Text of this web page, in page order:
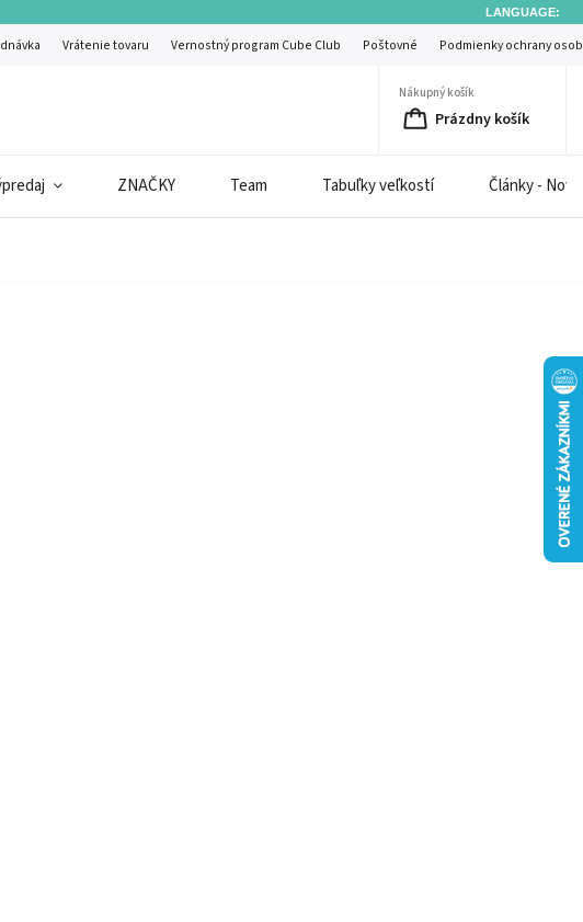
LANGUAGE:
Vrátenie tovaru Vernostný program Cube Club Poštovné Podmienky ochrany
Nákupný košík
Prázdny košík
ZNAČKY Team Tabuľky veľkostí Články -